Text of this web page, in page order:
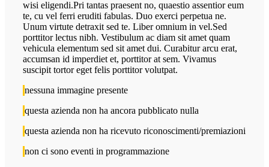
wisi eligendi.Pri tantas praesent no, quaestio assentior eum
te, cu vel ferri eruditi fabulas. Duo exerci perpetua ne.
Unum virtute detraxit sed te. Liber omnium in vel.Sed
porttitor lectus nibh. Vestibulum ac diam sit amet quam
vehicula elementum sed sit amet dui. Curabitur arcu erat,
accumsan id imperdiet et, porttitor at sem. Vivamus
suscipit tortor eget felis porttitor volutpat.
nessuna immagine presente
questa azienda non ha ancora pubblicato nulla
questa azienda non ha ricevuto riconoscimenti/premiazioni
non ci sono eventi in programmazione